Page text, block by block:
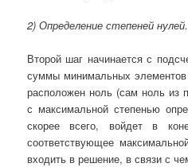
2) Определение степеней нулей.
Второй шаг начинается с
суммы минимальных элементов
расположен ноль (сам ноль из
с максимальной степенью
скорее всего, войдет в
соответствующее
входить в решение, в связи с